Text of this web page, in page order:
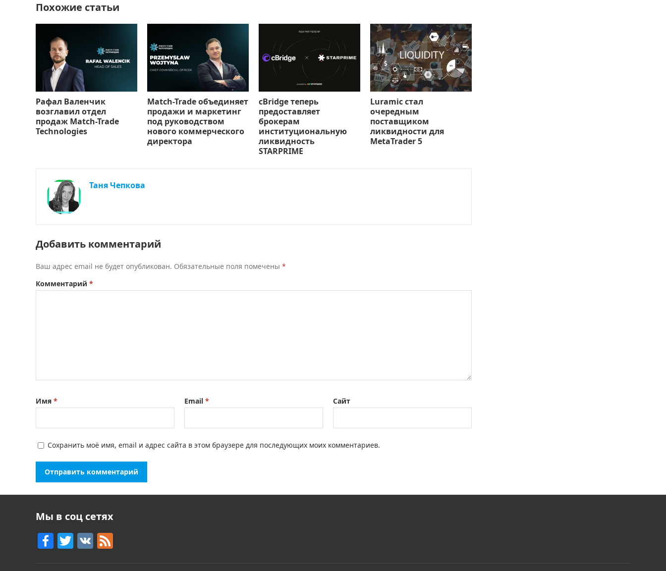
k т
ь
Похожие статьи
Рафал Валенчик
возглавил отдел
продаж Match-Trade
Technologies
Match-Trade объединяет
продажи и маркетинг
под руководством
нового коммерческого
директора
cBridge теперь
предоставляет
брокерам
институциональную
ликвидность
STARPRIME
Luramic стал
очередным
поставщиком
ликвидности для
MetaTrader 5
Таня Чепкова
Добавить комментарий
Ваш адрес email не будет опубликован. Обязательные поля помечены *
Комментарий *
Имя * Email * Сайт
Сохранить моё имя, email и адрес сайта в этом браузере для последующих моих комментариев.
Мы в соц сетях
F T V